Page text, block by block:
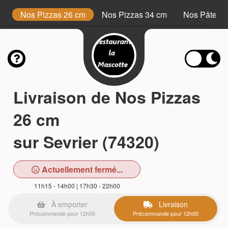
Nos Pizzas 26 cm Nos Pizzas 34 cm Nos Pâtes
Livraison de Nos Pizzas
26 cm
sur Sevrier (74320)
Actuellement fermé...
11h15 - 14h00 | 17h30 - 22h00
À emporter
Précommande pour 12h00
Livraison
Précommande pour 12h00